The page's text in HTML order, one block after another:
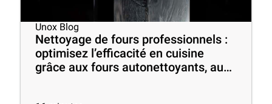
Unox Blog
Nettoyage de fours professionnels :
optimisez l’efficacité en cuisine
grâce aux fours autonettoyants, aux